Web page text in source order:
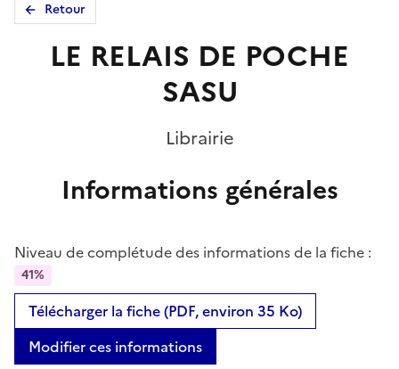
Retour
LE RELAIS DE POCHE
SASU
Librairie
Informations générales
Niveau de complétude des informations de la fiche :
41%
Télécharger la fiche (PDF, environ 35 Ko)
Modifier ces informations